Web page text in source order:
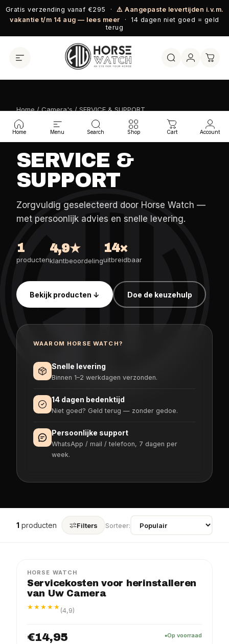
Ga naar inhoud
Gratis verzending vanaf €295 · ⚠️ Aangepaste levertijden i.v.m.
vakantie t/m 14 aug — lees meer · 14 dagen niet goed = geld
terug
Home Menu Search Shop Cart Account
Home/Camera's/ SERVICE & SUPPORT
HORSE WATCH COLLECTIE
SERVICE &
SUPPORT
Zorgvuldig geselecteerd door Horse Watch —
met persoonlijk advies en snelle levering.
1
producten
4,9★
klantbeoordeling
14×
uitbreidbaar
Bekijk producten ↓ Doe de keuzehulp
WAAROM HORSE WATCH?
Snelle levering
Binnen 1–2 werkdagen verzonden.
14 dagen bedenktijd
Niet goed? Geld terug — zonder gedoe.
Persoonlijke support
WhatsApp / mail / telefoon, 7 dagen per
week.
1 producten Filters Sorteer:
HORSE WATCH
Servicekosten voor herinstalleren
van Uw Camera
★★★★★ (4,9)
€14,95 Op voorraad